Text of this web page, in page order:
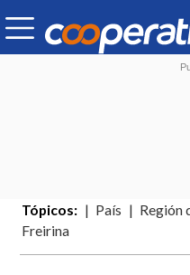
Tópicos: País Región
Freirina